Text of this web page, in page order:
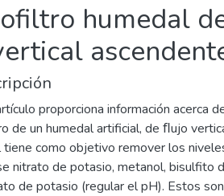
humedal
proporciona información acerca
de un humedal artificial, de ﬂujo
tiene como objetivo remover los
nitrato de potasio, metanol, bisulfito
de potasio (regular el pH). Estos